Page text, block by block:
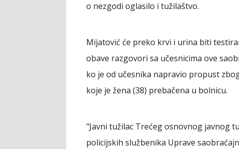
o nezgodi oglasilo i tužilaštvo.
Mijatović će preko krvi i urina biti
obave razgovori sa učesnicima ove
ko je od učesnika napravio propust
koje je žena (38) prebačena u bolnicu.
"Javni tužilac Trećeg osnovnog javnog
policijskih službenika Uprave